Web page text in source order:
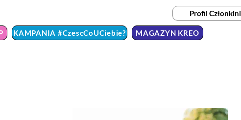
KAMPANIA #CzescCoUCiebie?
Profil Członkini
MAGAZYN KREO